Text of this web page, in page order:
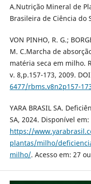
A.Nutrição Mineral de
Brasileira de Ciência do
VON PINHO, R. G.;
M. C.Marcha de
matéria seca em milho.
v. 8,p.157-173, 2009.
6477/rbms.v8n2p157-
YARA BRASIL SA.
SA, 2024. Disponível em:
https://
plantas/milho/
milho/. Acesso em: 27